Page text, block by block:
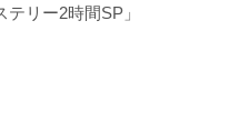
リー2時間SP」